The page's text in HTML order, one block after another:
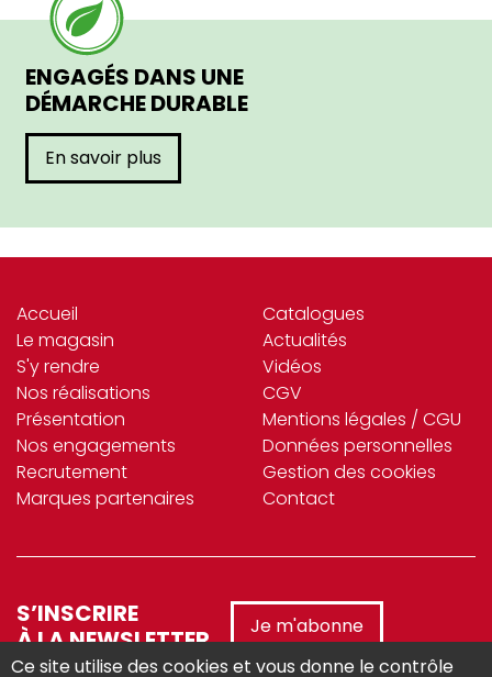
ENGAGÉS DANS UNE
DÉMARCHE DURABLE
En savoir plus
Accueil
Le magasin
S'y rendre
Nos réalisations
Présentation
Nos engagements
Recrutement
Marques partenaires
Catalogues
Actualités
Vidéos
CGV
Mentions légales / CGU
Données personnelles
Gestion des cookies
Contact
S’INSCRIRE
À LA NEWSLETTER
Je m'abonne
Ce site utilise des cookies et vous donne le contrôle